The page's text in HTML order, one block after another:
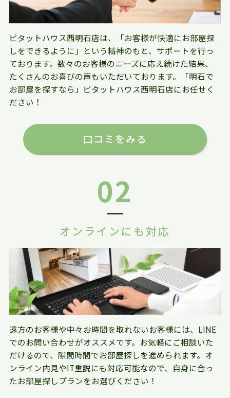
ピタットハウス西明石店は、「お客様が快適にお部屋探
しをできるように」という精神のもと、サポートを行っ
ております。数々のお客様のニーズに応え続けた結果、
たくさんのお喜びの声もいただいております。「明石で
お部屋を探すなら」ピタットハウス西明石店にお任せく
ださい！
口コミをみる
02
オンラインにも対応
遠方のお客様や中々お時間を取れないお客様には、LINE
でのお問い合わせがオススメです。お気軽にご相談いた
だけるので、隙間時間でお部屋探しを進められます。オ
ンライン内見やIT重説にも対応可能なので、自身に合っ
たお部屋探しプランをお選びください！